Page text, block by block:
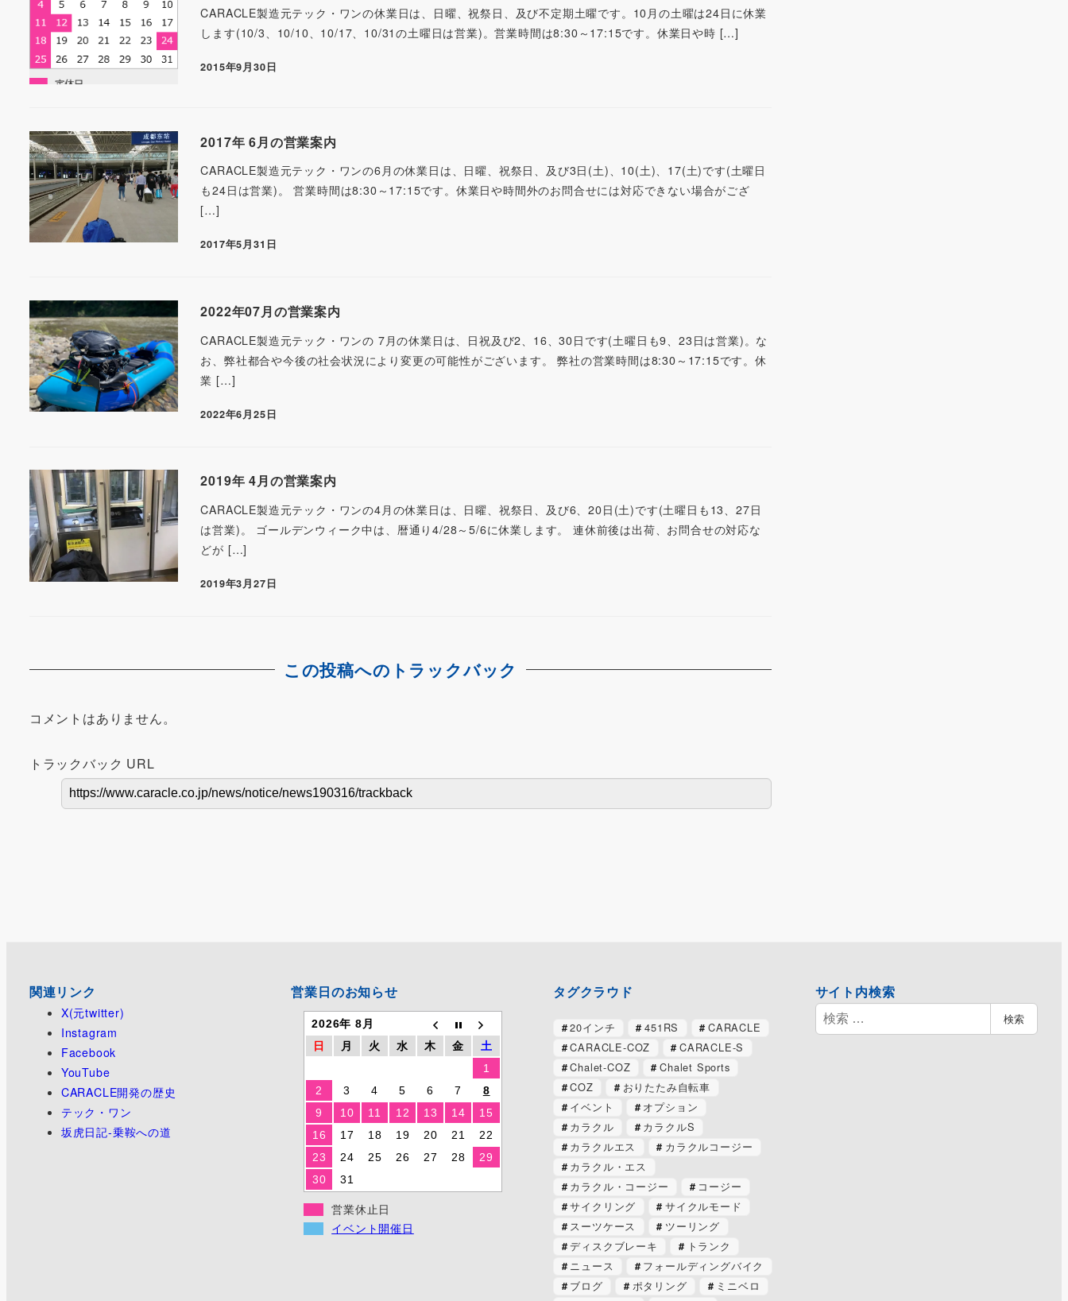
CARACLE製造元テック・ワンの休業日は、日曜、祝祭日、及び不定期土曜です。10月の土曜は24日に休業
します(10/3、10/10、10/17、10/31の土曜日は営業)。営業時間は8:30～17:15です。休業日や時 […]
2015年9月30日
2017年 6月の営業案内
CARACLE製造元テック・ワンの6月の休業日は、日曜、祝祭日、及び3日(土)、10(土)、17(土)です(土曜日
も24日は営業)。 営業時間は8:30～17:15です。休業日や時間外のお問合せには対応できない場合がござ
[…]
2017年5月31日
2022年07月の営業案内
CARACLE製造元テック・ワンの 7月の休業日は、日祝及び2、16、30日です(土曜日も9、23日は営業)。な
お、弊社都合や今後の社会状況により変更の可能性がございます。 弊社の営業時間は8:30～17:15です。休
業 […]
2022年6月25日
2019年 4月の営業案内
CARACLE製造元テック・ワンの4月の休業日は、日曜、祝祭日、及び6、20日(土)です(土曜日も13、27日
は営業)。 ゴールデンウィーク中は、暦通り4/28～5/6に休業します。 連休前後は出荷、お問合せの対応な
どが […]
2019年3月27日
この投稿へのトラックバック
コメントはありません。
トラックバック URL
関連リンク
X(元twitter)
Instagram
Facebook
YouTube
CARACLE開発の歴史
テック・ワン
坂虎日記-乗鞍への道
営業日のお知らせ
2026年 8月
日
月 火 水 木 金
土
1
2
3 4 5 6 7
8
9
10 11 12 13 14
15
16
17 18 19 20 21
22
23
24 25 26 27 28
29
30
31
営業休止日
イベント開催日
タグクラウド
20インチ 451RS
CARACLE
CARACLE-COZ
CARACLE-S
Chalet-COZ
Chalet Sports
COZ
おりたたみ自転車
イベント
オプション
カラクル
カラクルS
カラクルエス
カラクルコージー
カラクル・エス
カラクル・コージー
コージー
サイクリング
サイクルモード
スーツケース
ツーリング
ディスクブレーキ
トランク
ニュース
フォールディングバイク
ブログ
ポタリング
ミニベロ
サイト内検索
検
索
検索